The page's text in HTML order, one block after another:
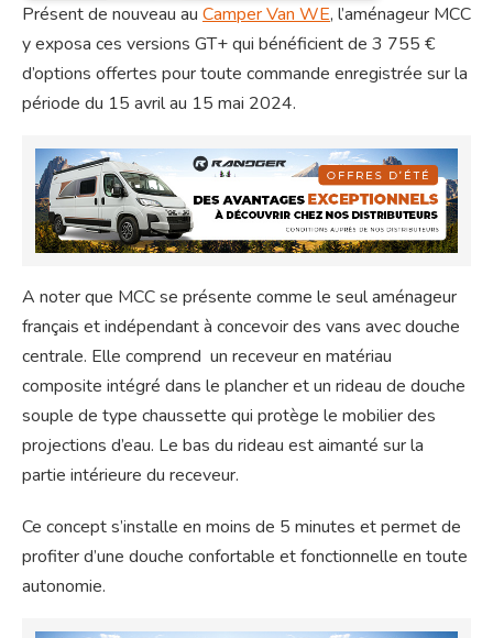
Présent de nouveau au Camper Van WE, l’aménageur MCC
y exposa ces versions GT+ qui bénéficient de 3 755 €
d’options offertes pour toute commande enregistrée sur la
période du 15 avril au 15 mai 2024.
A noter que MCC se présente comme le seul aménageur
français et indépendant à concevoir des vans avec douche
centrale. Elle comprend un receveur en matériau
composite intégré dans le plancher et un rideau de douche
souple de type chaussette qui protège le mobilier des
projections d’eau. Le bas du rideau est aimanté sur la
partie intérieure du receveur.
Ce concept s’installe en moins de 5 minutes et permet de
profiter d’une douche confortable et fonctionnelle en toute
autonomie.